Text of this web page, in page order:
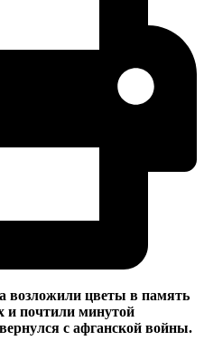
возложили цветы в память
и почтили минутой
с афганской войны.